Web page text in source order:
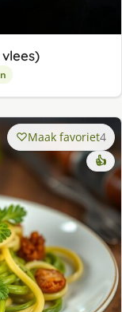
Maak favoriet4
👍